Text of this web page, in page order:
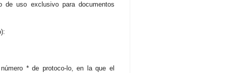
de uso exclusivo para documentos
* de protoco-lo, en la que el